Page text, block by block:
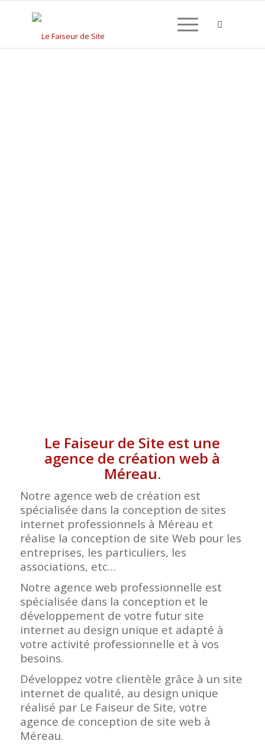
Le Faiseur de Site est une
agence de création web à
Méreau.
Notre agence web de création est
spécialisée dans la conception de sites
internet professionnels à Méreau et
réalise la conception de site Web pour les
entreprises, les particuliers, les
associations, etc…
Notre agence web professionnelle est
spécialisée dans la conception et le
développement de votre futur site
internet au design unique et adapté à
votre activité professionnelle et à vos
besoins.
Développez votre clientèle grâce à un site
internet de qualité, au design unique
réalisé par Le Faiseur de Site, votre
agence de conception de site web à
Méreau.